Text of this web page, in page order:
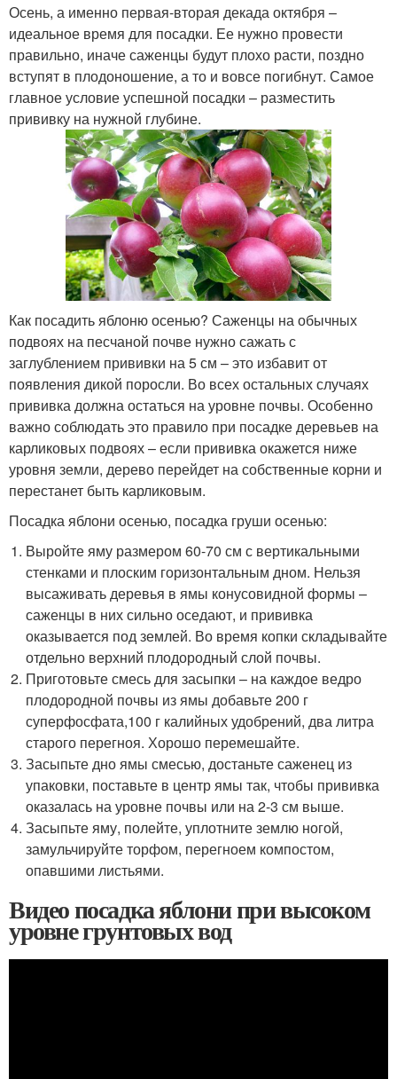
Осень, а именно первая-вторая декада октября –
идеальное время для посадки. Ее нужно провести
правильно, иначе саженцы будут плохо расти, поздно
вступят в плодоношение, а то и вовсе погибнут. Самое
главное условие успешной посадки – разместить
прививку на нужной глубине.
Как посадить яблоню осенью? Саженцы на обычных
подвоях на песчаной почве нужно сажать с
заглублением прививки на 5 см – это избавит от
появления дикой поросли. Во всех остальных случаях
прививка должна остаться на уровне почвы. Особенно
важно соблюдать это правило при посадке деревьев на
карликовых подвоях – если прививка окажется ниже
уровня земли, дерево перейдет на собственные корни и
перестанет быть карликовым.
Посадка яблони осенью, посадка груши осенью:
Выройте яму размером 60-70 см с вертикальными
стенками и плоским горизонтальным дном. Нельзя
высаживать деревья в ямы конусовидной формы –
саженцы в них сильно оседают, и прививка
оказывается под землей. Во время копки складывайте
отдельно верхний плодородный слой почвы.
Приготовьте смесь для засыпки – на каждое ведро
плодородной почвы из ямы добавьте 200 г
суперфосфата,100 г калийных удобрений, два литра
старого перегноя. Хорошо перемешайте.
Засыпьте дно ямы смесью, достаньте саженец из
упаковки, поставьте в центр ямы так, чтобы прививка
оказалась на уровне почвы или на 2-3 см выше.
Засыпьте яму, полейте, уплотните землю ногой,
замульчируйте торфом, перегноем компостом,
опавшими листьями.
Видео посадка яблони при высоком
уровне грунтовых вод